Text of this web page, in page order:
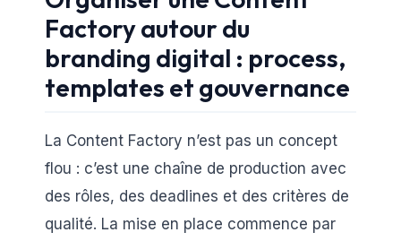
Factory autour du
branding digital : process,
templates et gouvernance
La Content Factory n’est pas un concept
flou : c’est une chaîne de production avec
des rôles, des deadlines et des critères de
qualité. La mise en place commence par